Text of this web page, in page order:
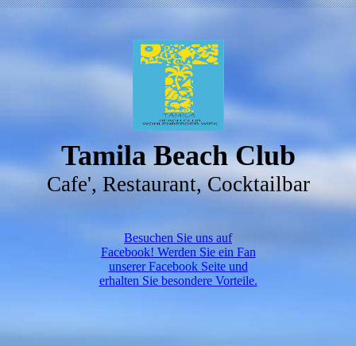
Tamila Beach Club
Cafe', Restaurant, Cocktailbar
Besuchen Sie uns auf
Facebook! Werden Sie ein Fan
unserer Facebook Seite und
erhalten Sie besondere Vorteile.